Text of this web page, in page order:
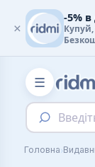
☰
Головна›
×
-5%